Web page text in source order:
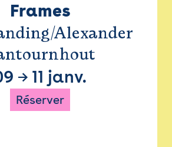
Frames
Alexander
→ 11 janv.
Réserver